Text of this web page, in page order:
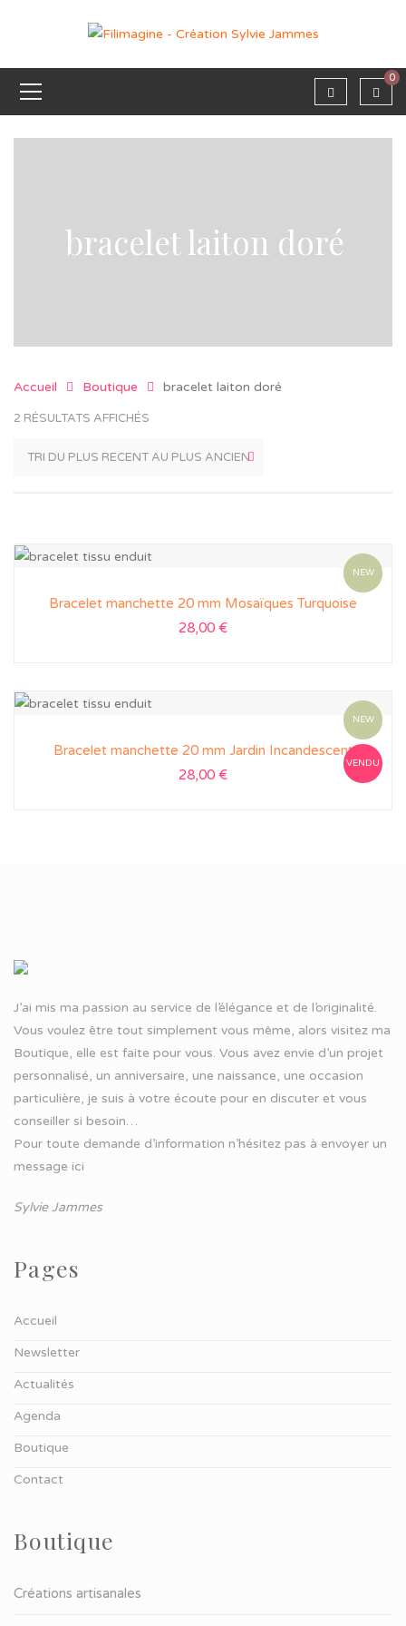
0
bracelet laiton doré
Accueil Boutique bracelet laiton doré
2 RÉSULTATS AFFICHÉS
NEW
Bracelet manchette 20 mm Mosaïques Turquoise
28,00 €
NEW
VENDU
Bracelet manchette 20 mm Jardin Incandescent
28,00 €
J’ai mis ma passion au service de l’élégance et de l’originalité.
Vous voulez être tout simplement vous même, alors visitez ma
Boutique, elle est faite pour vous. Vous avez envie d’un projet
personnalisé, un anniversaire, une naissance, une occasion
particulière, je suis à votre écoute pour en discuter et vous
conseiller si besoin…
Pour toute demande d’information n’hésitez pas à envoyer un
message ici
Sylvie Jammes
Pages
Accueil
Newsletter
Actualités
Agenda
Boutique
Contact
Boutique
Créations artisanales